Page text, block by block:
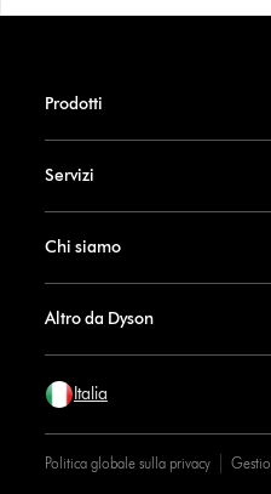
Prodotti
Servizi
Chi siamo
Altro da Dyson
Italia
Politica globale sulla privacy